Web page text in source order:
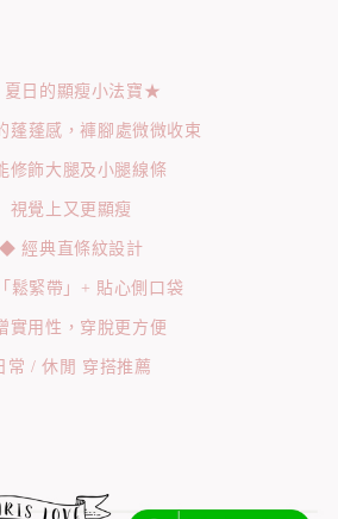
日的顯瘦小法寶★
蓬蓬感，褲腳處微微收束
修飾大腿及小腿線條
視覺上又更顯瘦
◆ 經典直條紋設計
鬆緊帶」+ 貼心側口袋
實用性，穿脫更方便
常 / 休閒 穿搭推薦